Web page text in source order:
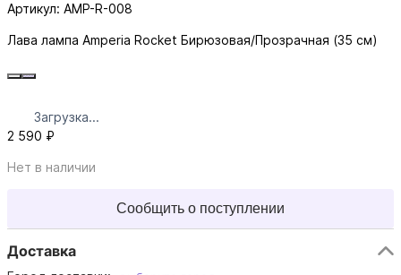
Артикул: AMP-R-008
Лава лампа Amperia Rocket Бирюзовая/Прозрачная (35 см)
Загрузка...
2 590 ₽
Нет в наличии
Сообщить о поступлении
Доставка